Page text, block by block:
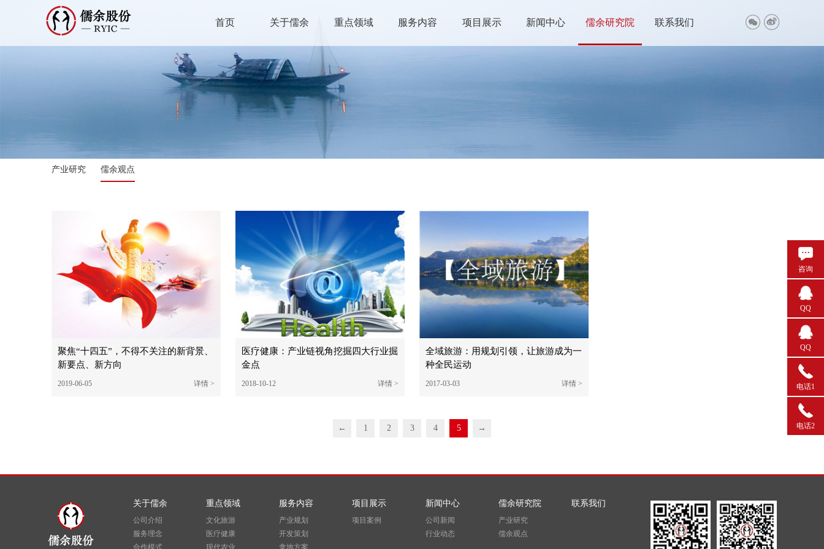
首页 关于儒余 重点领域 服务内容 项目展示 新闻中心 儒余研究院 联系我们 

产业研究 儒余观点
聚焦“十四五”，不得不关注的新背景、
新要点、新方向
2019-06-05 详情 >
医疗健康：产业链视角挖掘四大行业掘
金点
2018-10-12 详情 >
全域旅游：用规划引领，让旅游成为一
种全民运动
2017-03-03 详情 >
← 1 2 3 4 5 →
关于儒余
公司介绍
服务理念
合作模式
重点领域
文化旅游
医疗健康
现代农业
服务内容
产业规划
开发策划
拿地方案
项目展示
项目案例
新闻中心
公司新闻
行业动态
儒余研究院
产业研究
儒余观点
联系我们
咨询
QQ
QQ
电话1
电话2